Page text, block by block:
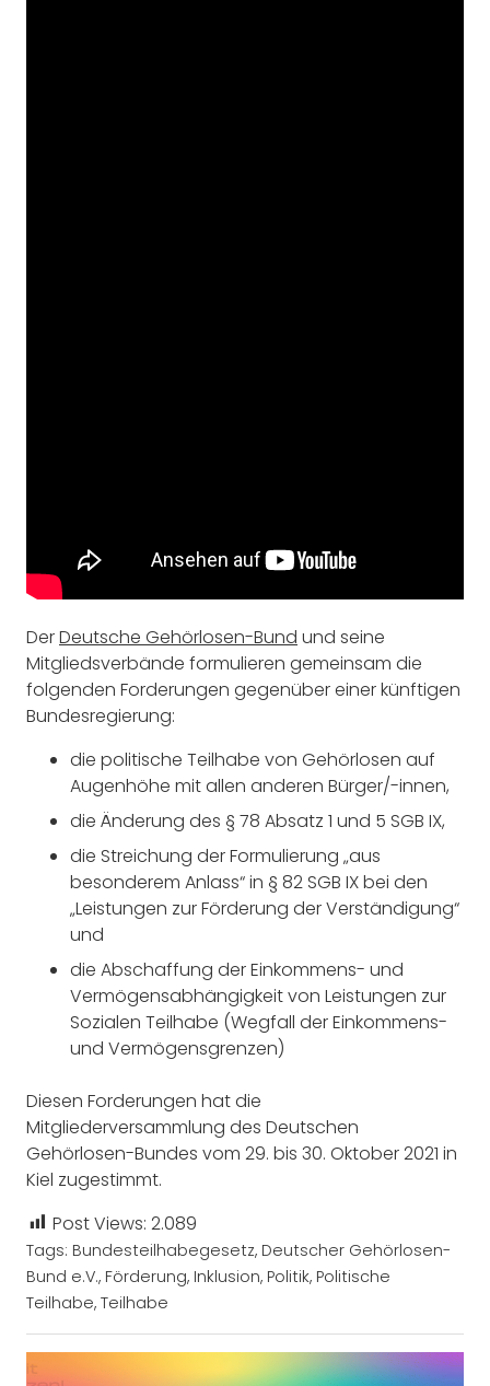
DerDeutsche Gehörlosen-Bund und seine
Mitgliedsverbände formulieren gemeinsam die
folgenden Forderungen gegenüber einer künftigen
Bundesregierung:
die politische Teilhabe von Gehörlosen auf
Augenhöhe mit allen anderen Bürger/-innen,
die Änderung des § 78 Absatz 1 und 5 SGB IX,
die Streichung der Formulierung „aus
besonderem Anlass“ in § 82 SGB IX bei den
„Leistungen zur Förderung der Verständigung“
und
die Abschaffung der Einkommens- und
Vermögensabhängigkeit von Leistungen zur
Sozialen Teilhabe (Wegfall der Einkommens-
und Vermögensgrenzen)
Diesen Forderungen hat die
Mitgliederversammlung des Deutschen
Gehörlosen-Bundes vom 29. bis 30. Oktober 2021 in
Kiel zugestimmt.
Post Views: 2.089
Tags: Bundesteilhabegesetz, Deutscher Gehörlosen-
Bund e.V., Förderung, Inklusion, Politik, Politische
Teilhabe, Teilhabe